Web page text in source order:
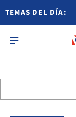
TEMAS DEL DÍA: